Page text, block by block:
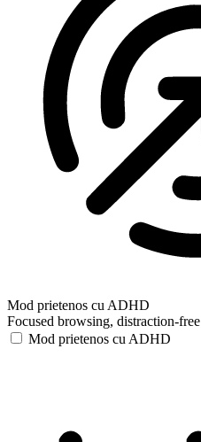
Mod prietenos cu ADHD
Focused browsing, distraction-free
Mod prietenos cu ADHD